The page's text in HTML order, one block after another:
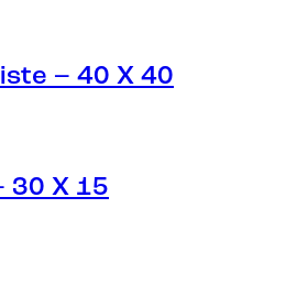
– 40 X 40
30 X 15